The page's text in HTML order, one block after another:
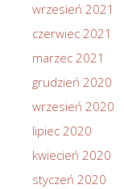
wrzesień 2021
czerwiec 2021
marzec 2021
grudzień 2020
wrzesień 2020
lipiec 2020
kwiecień 2020
styczeń 2020